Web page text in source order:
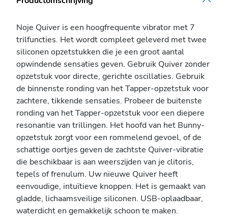
Noje Quiver is een hoogfrequente vibrator met 7
trilfuncties. Het wordt compleet geleverd met twee
siliconen opzetstukken die je een groot aantal
opwindende sensaties geven. Gebruik Quiver zonder
opzetstuk voor directe, gerichte oscillaties. Gebruik
de binnenste ronding van het Tapper-opzetstuk voor
zachtere, tikkende sensaties. Probeer de buitenste
ronding van het Tapper-opzetstuk voor een diepere
resonantie van trillingen. Het hoofd van het Bunny-
opzetstuk zorgt voor een rommelend gevoel, of de
schattige oortjes geven de zachtste Quiver-vibratie
die beschikbaar is aan weerszijden van je clitoris,
tepels of frenulum. Uw nieuwe Quiver heeft
eenvoudige, intuïtieve knoppen. Het is gemaakt van
gladde, lichaamsveilige siliconen. USB-oplaadbaar,
waterdicht en gemakkelijk schoon te maken.